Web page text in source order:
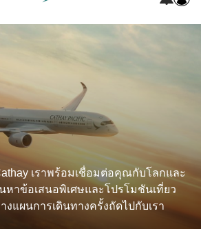
เราพร้อมเชื่อมต่อคุณกับโลกและ
หาข้อเสนอพิเศษและโปรโมชันเที่ยว
แผนการเดินทางครั้งถัดไปกับเรา